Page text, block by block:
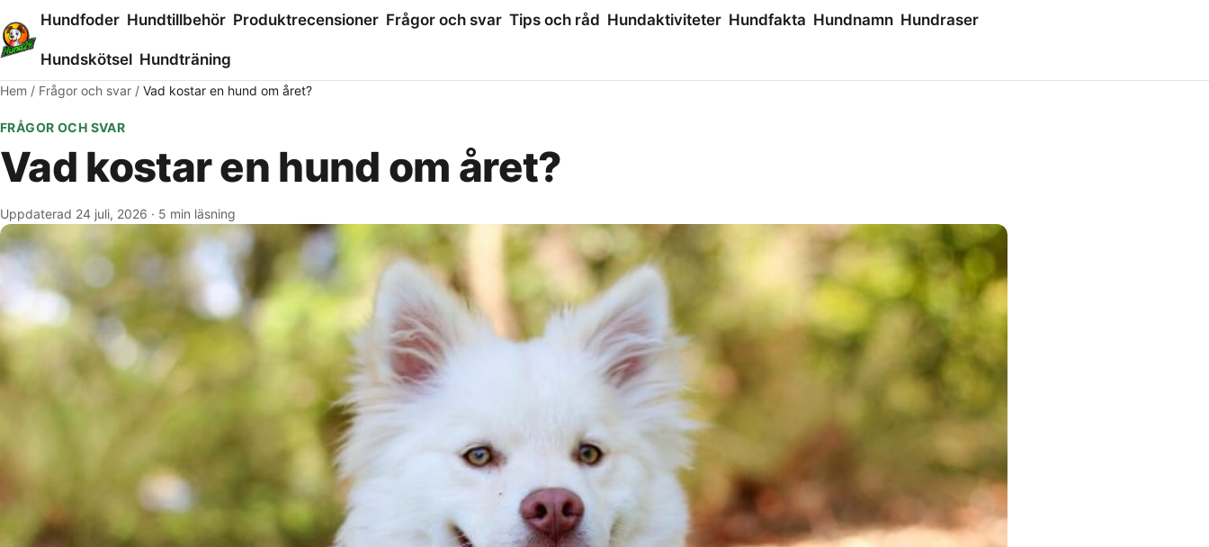
Hundfoder Hundtillbehör Produktrecensioner Frågor och svar Tips och råd Hundaktiviteter Hundfakta Hundnamn Hundraser
Hundskötsel Hundträning
Hem / Frågor och svar / Vad kostar en hund om året?
FRÅGOR OCH SVAR
Vad kostar en hund om året?
Uppdaterad 24 juli, 2026 · 5 min läsning